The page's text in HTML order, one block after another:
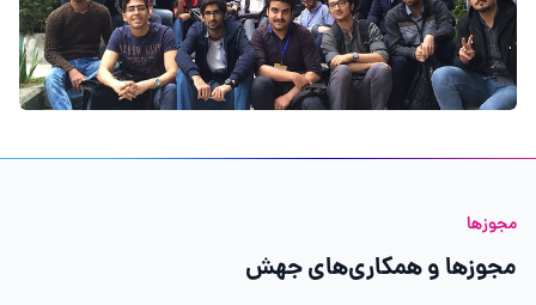
مجوزها
مجوزها و همکاری‌های جهش